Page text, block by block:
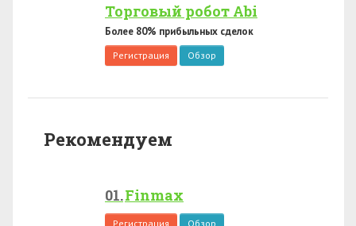
Торговый робот Abi
Более 80% прибыльных сделок
Регистрация Обзор
Рекомендуем
Finmax
Регистрация Обзор